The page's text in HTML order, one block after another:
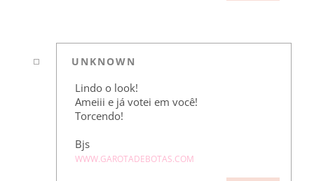
UNKNOWN
Lindo o look!
Ameiii e já votei em você!
Torcendo!
Bjs
WWW.GAROTADEBOTAS.COM